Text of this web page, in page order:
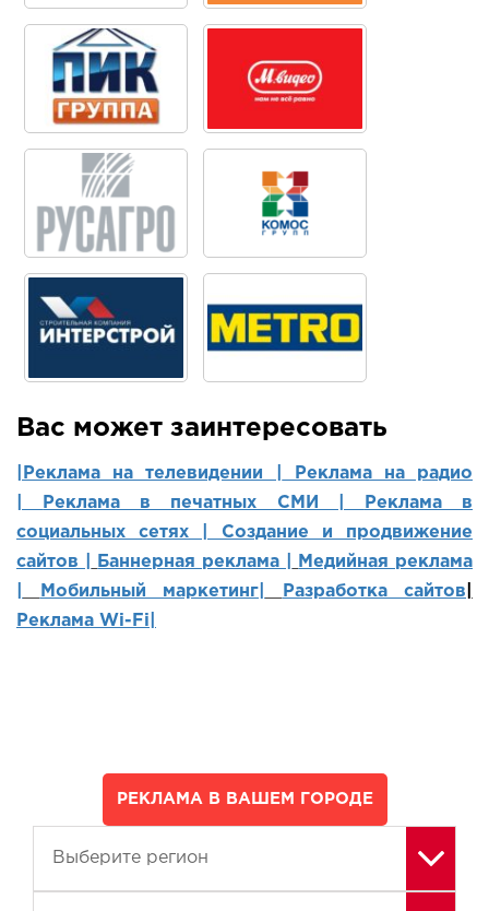
Вас может заинтересовать
|Реклама на телевидении |
Реклама на радио
Реклама в печатных СМИ |
Реклама в
социальных сетях | Создание и продвижение
сайтов
Баннерная реклама |
Медийная реклама
Мобильный маркетинг Разработка сайтов
Реклама Wi-Fi|
РЕКЛАМА В ВАШЕМ ГОРОДЕ